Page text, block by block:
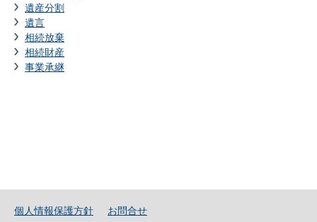
遺産分割
遺言
相続放棄
相続財産
事業承継
個人情報保護方針 お問合せ